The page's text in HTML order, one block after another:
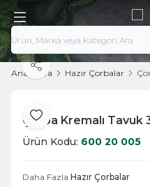
Ana Sayfa Hazır Çorbalar
Favoriye Ekle
Paylaş
Çorba Kremalı Tavuk
Ürün Kodu: 600 20 005
Daha Fazla Hazır Çorbalar